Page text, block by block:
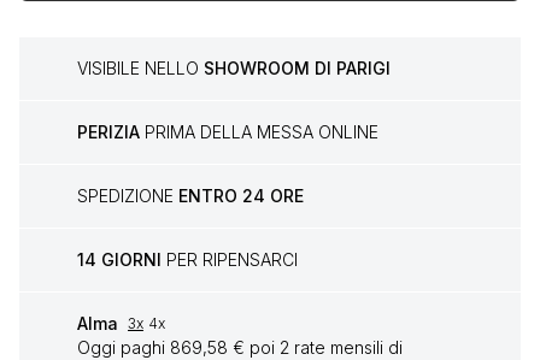
VISIBILE NELLO SHOWROOM DI PARIGI
PERIZIA PRIMA DELLA MESSA ONLINE
SPEDIZIONE ENTRO 24 ORE
14 GIORNI PER RIPENSARCI
Alma 3x 4x
Oggi paghi 869,58 € poi 2 rate mensili di